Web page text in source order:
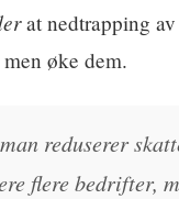
at nedtrapping av
øke dem.
reduserer
flere bedrifter,